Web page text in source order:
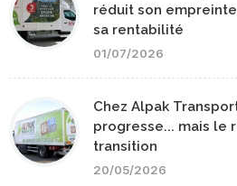
réduit son
sa rentabilité
01/07/2026
Chez Alpak
progresse... mais le
transition
20/05/2026